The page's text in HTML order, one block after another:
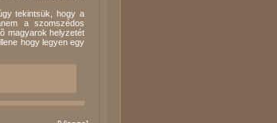
tekintsük, hogy a
a szomszédos
magyarok helyzetét
hogy legyen egy